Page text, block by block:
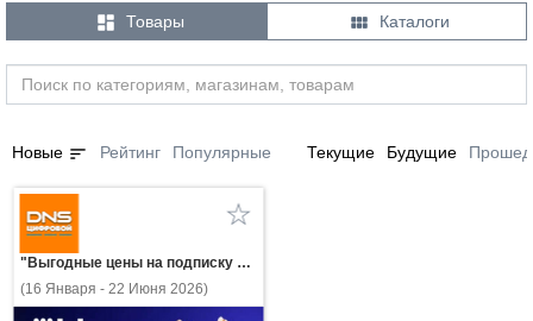
 Товары  Каталоги
Новые sort Рейтинг Популярные Текущие Будущие
"Выгодные цены на подписку онлайн-кинотеатра Okko!"
(16 Января - 22 Июня 2026)